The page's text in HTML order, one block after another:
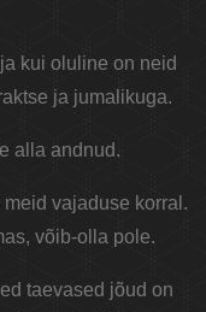
kui oluline on neid
ja jumalikuga.
alla andnud.
vajaduse korral.
võib-olla pole.
taevased jõud on